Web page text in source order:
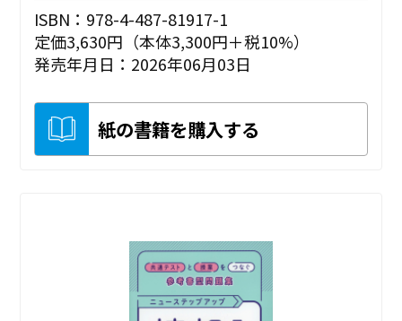
ISBN：978-4-487-81917-1
定価3,630円（本体3,300円＋税10%）
発売年月日：2026年06月03日
紙の書籍を購入する